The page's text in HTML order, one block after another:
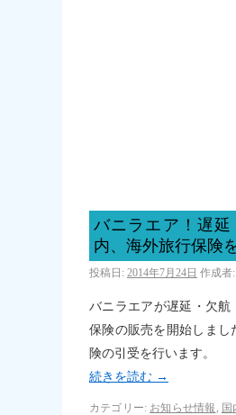
バニラエア！遅
内、海外旅行保険
投稿日: 2014年7月24日 作成者:
バニラエアが遅延・欠
保険の販売を開始しま
険の引受を行います。
続きを読む →
カテゴリー: お知らせ情報 , 国